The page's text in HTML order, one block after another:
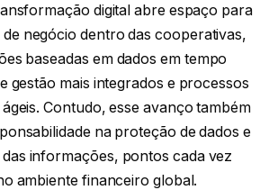
digital abre espaço para
negócio dentro das cooperativas,
baseadas em dados em tempo
gestão mais integrados e processos
Contudo, esse avanço também
na proteção de dados e
informações, pontos cada vez
ambiente financeiro global.